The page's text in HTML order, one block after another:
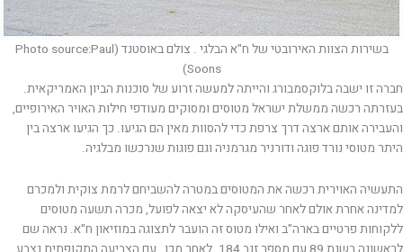
בשירות הצוות האירובטי של ח"א הבלגי . צולם באוסטנד (Photo source:Paul
Soons)
חברה זו ישבה בלוקסמבורג והייתה למעשה זרוע של סוכנות הביון האמריקאית.
בעזרתה רכשה ממשלת ישראל מטוסים ומסוקים מעודפי חילות האויר האירופיים,
והעבירה אותם ארצה דרך צרפת כדי להסוות מאין הם הגיעו. כך הגיעו ארצה בין
היתר מטוסי נורד פוגה ודורניר מגרמניה וגם פוגות שנרכשו מבלגיה.
התעשיה האוירית רכשה את המטוסים במטרה להשביחם לרמת צוקית ולמכרם
למדינה אחרת אולם לאחר שהעיסקה לא יצאה לפועל, מכרה תשעה מטוסים
ללקוחות פרטיים בארה"ב ואילו מטוס זה הועבר לתצוגה במוזיאון ח"א. נראה שם